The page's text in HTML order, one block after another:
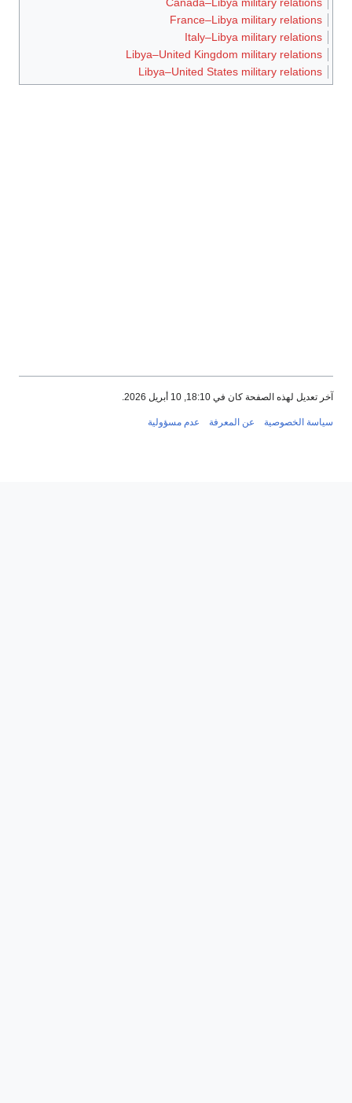
France–Libya military
Italy–Libya military
Libya–United Kingdom military
Libya–United States military
في 18:10, 10 أبريل 2026.
عن المعرفة عدم مسؤولية